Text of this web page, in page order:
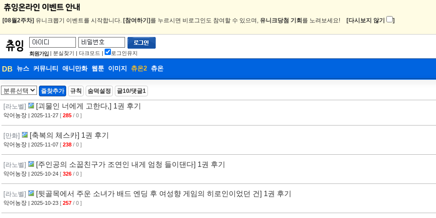
[08월2주차] 유니크뽑기 이벤트를 시작합니다. [참여하기] 를 누르시면 비로그인도 참여할 수 있으며, 유니크당첨 기회 를 노려보세요! [다시보지 않기 ]
회원가입 | 분실찾기 | 다크모드 | 로그인유지
DB 뉴스 커뮤니티 애니만화 웹툰 이미지 츄온2 츄온
DB
웹툰
즐찾추가 규칙 숨덕설정 글10/댓글1
[라노벨] [괴물인 너에게 고한다,] 1권 후기
악어농장 | 2025-11-27 [ 285 / 0 ]
[만화] [축복의 체스카] 1권 후기
악어농장 | 2025-11-07 [ 238 / 0 ]
[라노벨] [주인공의 소꿉친구가 조연인 내게 엄청 들이댄다] 1권 후기
악어농장 | 2025-10-24 [ 326 / 0 ]
[라노벨] [뒷골목에서 주운 소녀가 배드 엔딩 후 여성향 게임의 히로인이었던 건] 1권 후기
악어농장 | 2025-10-23 [ 257 / 0 ]